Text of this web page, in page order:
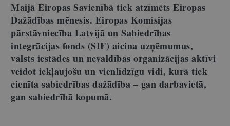
Maijā Eiropas Savienībā tiek atzīmēts Eiropas
Dažādības mēnesis. Eiropas Komisijas
pārstāvniecība Latvijā un Sabiedrības
integrācijas fonds (SIF) aicina uzņēmumus,
valsts iestādes un nevaldības organizācijas aktīvi
veidot iekļaujošu un vienlīdzīgu vidi, kurā tiek
cienīta sabiedrības dažādība – gan darbavietā,
gan sabiedrībā kopumā.